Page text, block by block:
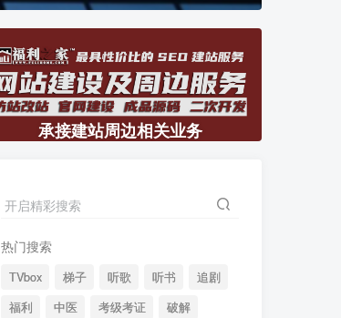
承接建站周边相关业务
开启精彩搜索
热门搜索
TVbox 梯子 听歌 听书
追剧
福利
中医 考级考证
破解